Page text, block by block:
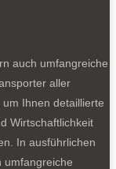
auch umfangreiche
aller
Ihnen detaillierte
Wirtschaftlichkeit
In ausführlichen
umfangreiche